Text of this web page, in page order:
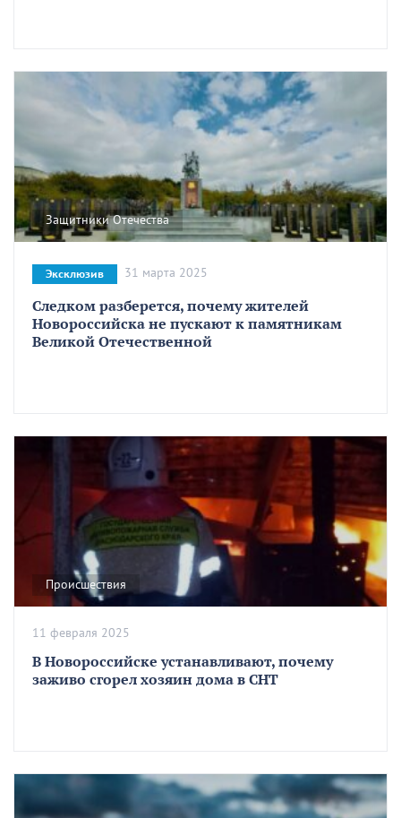
Защитники Отечества
Следком разберется, почему жителей
Новороссийска не пускают к памятникам
Великой Отечественной
Эксклюзив 31 марта 2025
Происшествия
В Новороссийске устанавливают, почему
заживо сгорел хозяин дома в СНТ
11 февраля 2025